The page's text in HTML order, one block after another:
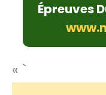
Épreuves
« `